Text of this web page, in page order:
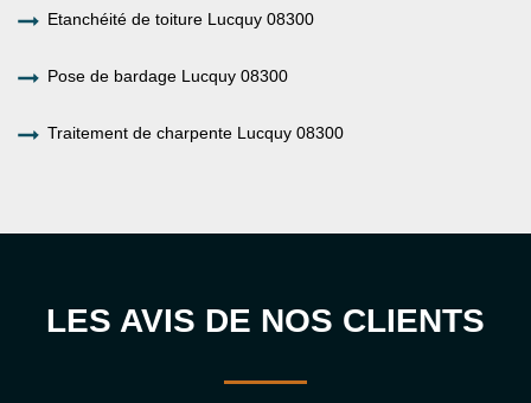
Etanchéité de toiture Lucquy 08300
Pose de bardage Lucquy 08300
Traitement de charpente Lucquy 08300
LES AVIS DE NOS CLIENTS